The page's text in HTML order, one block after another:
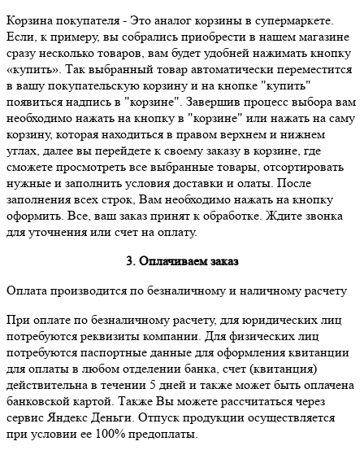
Корзина покупателя - Это аналог корзины в супермаркете.
Если, к примеру, вы собрались приобрести в нашем магазине
сразу несколько товаров, вам будет удобней нажимать кнопку
«купить». Так выбранный товар автоматически переместится
в вашу покупательскую корзину и на кнопке "купить"
появиться надпись в "корзине". Завершив процесс выбора вам
необходимо нажать на кнопку в "корзине" или нажать на саму
корзину, которая находиться в правом верхнем и нижнем
углах, далее вы перейдете к своему заказу в корзине, где
сможете просмотреть все выбранные товары, отсортировать
нужные и заполнить условия доставки и олаты. После
заполнения всех строк, Вам необходимо нажать на кнопку
оформить. Все, ваш заказ принят к обработке. Ждите звонка
для уточнения или счет на оплату.
3. Оплачиваем заказ
Оплата производится по безналичному и наличному расчету
При оплате по безналичному расчету, для юридических лиц
потребуются реквизиты компании. Для физических лиц
потребуются паспортные данные для оформления квитанции
для оплаты в любом отделении банка, счет (квитанция)
действительна в течении 5 дней и также может быть оплачена
банковской картой. Также Вы можете рассчитаться через
сервис Яндекс Деньги. Отпуск продукции осуществляется
при условии ее 100% предоплаты.